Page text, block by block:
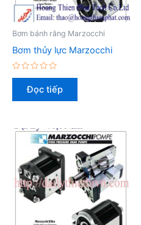
Bơm bánh răng Marzocchi
Bơm thủy lực Marzocchi
Được
hạngĐọc tiếp